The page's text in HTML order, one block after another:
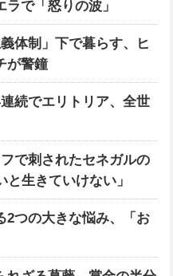
で「怒りの波」
体制」下で暮らす、ヒ
が警鐘
続でエリトリア、全世
で刺されたセネガルの
生きていけない」
2つの大きな悩み、「お